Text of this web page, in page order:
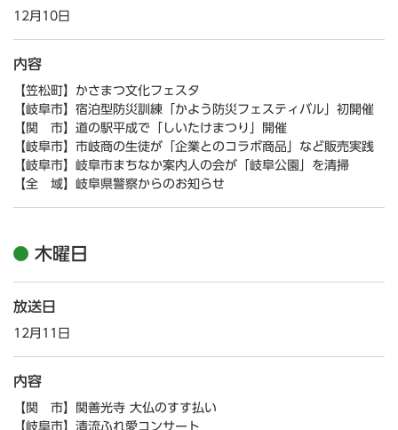
12月10日
内容
【笠松町】かさまつ文化フェスタ
【岐阜市】宿泊型防災訓練「かよう防災フェスティバル」初開催
【関 市】道の駅平成で「しいたけまつり」開催
【岐阜市】市岐商の生徒が「企業とのコラボ商品」など販売実践
【岐阜市】岐阜市まちなか案内人の会が「岐阜公園」を清掃
【全 域】岐阜県警察からのお知らせ
木曜日
放送日
12月11日
内容
【関 市】関善光寺 大仏のすす払い
【岐阜市】清流ふれ愛コンサート